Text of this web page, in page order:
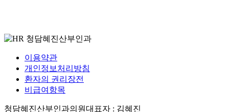
이용약관
개인정보처리방침
환자의 권리장전
비급여항목
청담혜진산부인과의원대표자 : 김혜진